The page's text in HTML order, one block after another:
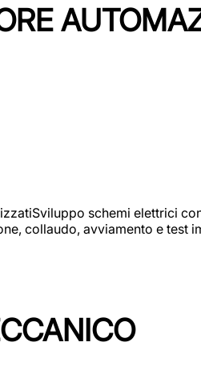
schemi elettrici
collaudo, avviamento e